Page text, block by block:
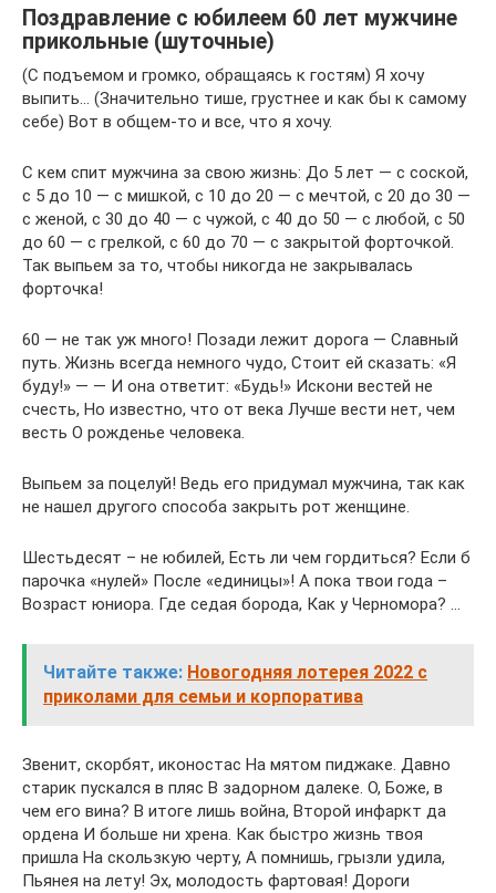
Поздравление с юбилеем 60 лет мужчине
прикольные (шуточные)
(С подъемом и громко, обращаясь к гостям) Я хочу
выпить… (Значительно тише, грустнее и как бы к самому
себе) Вот в общем-то и все, что я хочу.
С кем спит мужчина за свою жизнь: До 5 лет — с соской,
с 5 до 10 — с мишкой, с 10 до 20 — с мечтой, с 20 до 30 —
с женой, с 30 до 40 — с чужой, с 40 до 50 — с любой, с 50
до 60 — с грелкой, с 60 до 70 — с закрытой форточкой.
Так выпьем за то, чтобы никогда не закрывалась
форточка!
60 — не так уж много! Позади лежит дорога — Славный
путь. Жизнь всегда немного чудо, Стоит ей сказать: «Я
буду!» — — И она ответит: «Будь!» Искони вестей не
счесть, Но известно, что от века Лучше вести нет, чем
весть О рожденье человека.
Выпьем за поцелуй! Ведь его придумал мужчина, так как
не нашел другого способа закрыть рот женщине.
Шестьдесят – не юбилей, Есть ли чем гордиться? Если б
парочка «нулей» После «единицы»! А пока твои года –
Возраст юниора. Где седая борода, Как у Черномора? …
Читайте также: Новогодняя лотерея 2022 с
приколами для семьи и корпоратива
Звенит, скорбят, иконостас На мятом пиджаке. Давно
старик пускался в пляс В задорном далеке. О, Боже, в
чем его вина? В итоге лишь война, Второй инфаркт да
ордена И больше ни хрена. Как быстро жизнь твоя
пришла На скользкую черту, А помнишь, грызли удила,
Пьянея на лету! Эх, молодость фартовая! Дороги